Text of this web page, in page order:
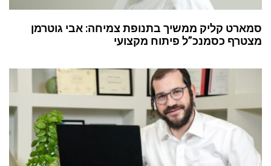
סמארט קליק ממשיך בתנופת צמיחה: אבי גוטרמן
מצטרף כסמנכ”ל פיתוח מקצועי